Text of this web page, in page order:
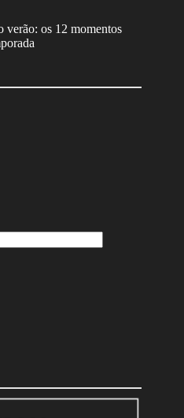
verão: os 12 momentos